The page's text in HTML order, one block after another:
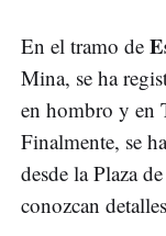
En el tramo de
Mina, se ha
en hombro y en
Finalmente, se
desde la Plaza
conozcan